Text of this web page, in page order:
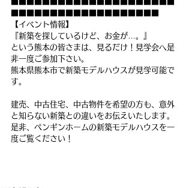
【イベント情報】
『新築を探しているけど、お金が…。』
という熊本の皆さまは、見るだけ！見学会へ是
非一度ご参加下さい。
熊本県熊本市で新築モデルハウスが見学可能で
す。
建売、中古住宅、中古物件を希望の方も、意外
と知らない新築との違いをお伝えいたします。
是非、ペンギンホームの新築モデルハウスを一
度ご覧ください！